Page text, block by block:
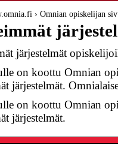
› Omnian opiskelijan
järjestelmät
on koottu Omnian
järjestelmät.
on koottu Omnian
järjestelmät.